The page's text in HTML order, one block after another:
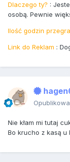
Dlaczego ty? :
osobą. Pewnie
Ilość godzin
Link do Reklam :
Nie kłam mi tutaj
Bo krucho z kasą u